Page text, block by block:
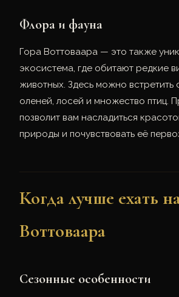
Флора и фауна
Гора Воттоваара — это также
экосистема, где обитают редкие
животных. Здесь можно встретить
оленей, лосей и множество птиц.
позволит вам насладиться
природы и почувствовать её
Когда лучше ехать
Воттоваара
Сезонные особенности